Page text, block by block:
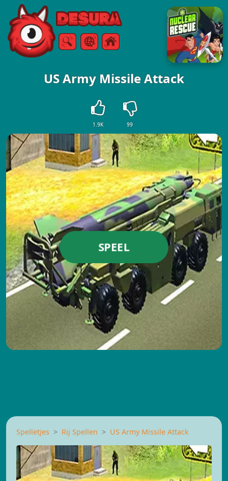
Free Online Games
ZoekenMenu
US Army Missile Attack
1.9K 99
SPEEL
Spelletjes Rij Spellen US Army Missile Attack